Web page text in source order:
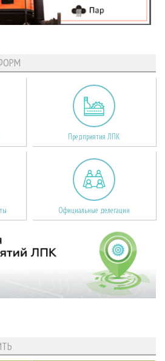
Предприятия ЛПК
Официальные делегации